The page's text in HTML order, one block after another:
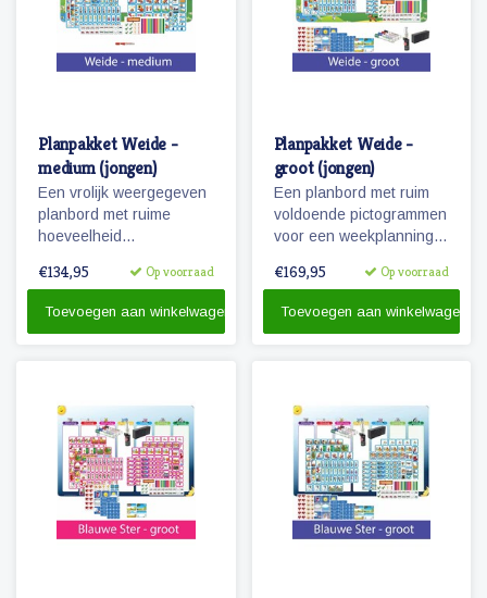
Planpakket Weide -
medium (jongen)
Een vrolijk weergegeven
planbord met ruime
hoeveelheid
planplezier!
€134,95 Op voorraad
Toevoegen aan winkelwagen
Planpakket Weide -
groot (jongen)
Een planbord met ruim
voldoende pictogrammen
voor een weekplanning
voor o.a. belonen, weer
een set stiften en
€169,95 Op voorraad
Toevoegen aan winkelwagen